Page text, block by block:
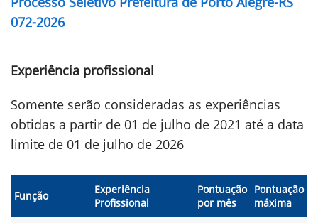
072-2026
Experiência profissional
Somente serão consideradas as experiências
obtidas a partir de 01 de julho de 2021 até a data
limite de 01 de julho de 2026
Função
Experiência
Profissional
Pontuação
por mês
Pontuação
máxima